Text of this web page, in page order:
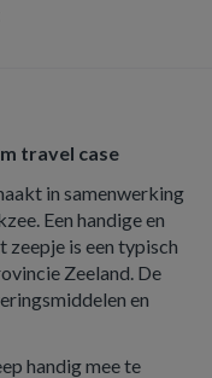
travel case
in samenwerking
Een handige en
zeepje is een typisch
Zeeland. De
en
handig mee te